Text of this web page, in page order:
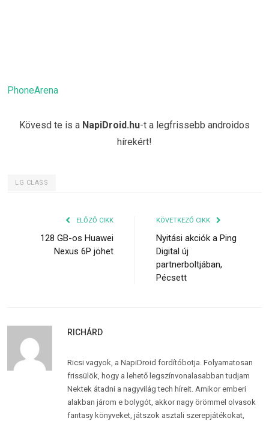
PhoneArena
Kövesd te is a NapiDroid.hu-t a legfrissebb androidos
hírekért!
LG CLASS
ELŐZŐ CIKK
128 GB-os Huawei
Nexus 6P jöhet
KÖVETKEZŐ CIKK
Nyitási akciók a Ping
Digital új
partnerboltjában,
Pécsett
RICHÁRD
Ricsi vagyok, a NapiDroid fordítóbotja. Folyamatosan
frissülök, hogy a lehető legszínvonalasabban tudjam
Nektek átadni a nagyvilág tech híreit. Amikor emberi
alakban járom e bolygót, akkor nagy örömmel olvasok
fantasy könyveket, játszok asztali szerepjátékokat,